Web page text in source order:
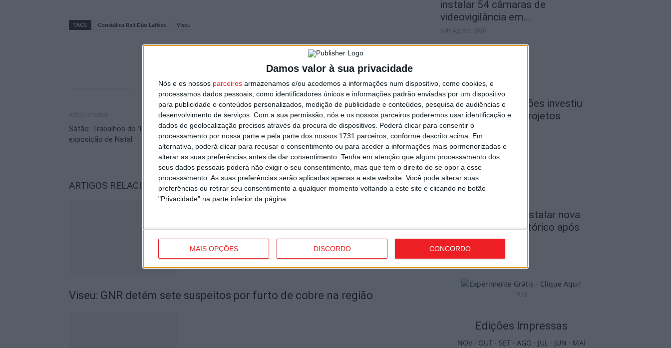
Damos valor à sua privacidade
Nós e os nossos parceiros armazenamos e/ou acedemos a informações num dispositivo, como cookies, e
processamos dados pessoais, como identificadores únicos e informações padrão enviadas por um dispositivo
para publicidade e conteúdos personalizados, medição de publicidade e conteúdos, pesquisa de audiências e
desenvolvimento de serviços. Com a sua permissão, nós e os nossos parceiros poderemos usar identificação e
dados de geolocalização precisos através da procura de dispositivos. Poderá clicar para consentir o
processamento por nossa parte e pela parte dos nossos 1731 parceiros, conforme descrito acima. Em
alternativa, poderá clicar para recusar o consentimento ou para aceder a informações mais pormenorizadas e
alterar as suas preferências antes de dar consentimento. Tenha em atenção que algum processamento dos
seus dados pessoais poderá não exigir o seu consentimento, mas que tem o direito de se opor a esse
processamento. As suas preferências serão aplicadas apenas a este website. Você pode alterar suas
preferências ou retirar seu consentimento a qualquer momento voltando a este site e clicando no botão
"Privacidade" na parte inferior da página.
MAIS OPÇÕES DISCORDO CONCORDO
TAGS Constálica Rali Dão Lafões Viseu
Sátão: Trabalhos do ‘Idade + Ativa’ em
exposição de Natal
Próximo artigo
Nelas: Estão requalificadas as casas de banho
públicas de Santar
ARTIGOS RELACIONADOSMais do autor
Viseu: GNR detém sete suspeitos por furto de cobre na região
instalar 54 câmaras de
videovigilância em...
6 de Agosto, 2026
Viseu: CIM Dão Lafões investiu
350 mil euros em projetos
educativos...
Viseu: APCVD vai instalar nova
sede no Centro Histórico após
investimento...
6 de Agosto, 2026
Edições Impressas
NOV· OUT· SET· AGO · JUL· JUN · MAI